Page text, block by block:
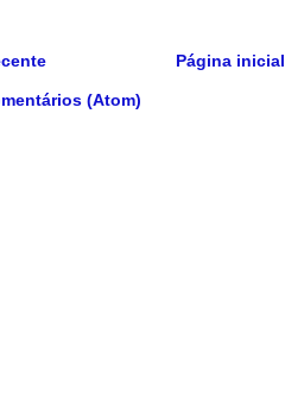
Página inicial
(Atom)